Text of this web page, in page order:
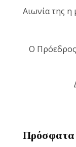
Αιωνία της η
Ο